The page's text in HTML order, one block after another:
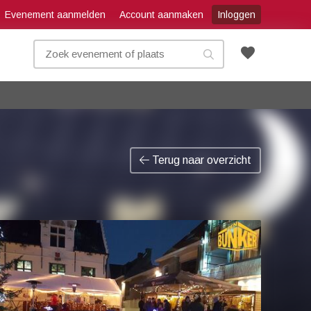
Evenement aanmelden Account aanmaken Inloggen
favorite
Terug naar overzicht